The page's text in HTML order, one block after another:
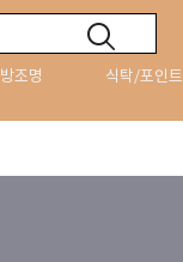
방조명 식탁/포인트